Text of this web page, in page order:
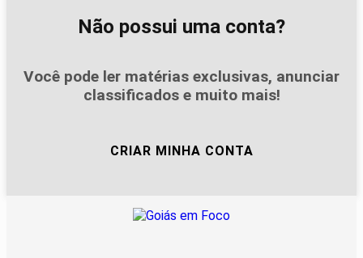
Não possui uma conta?
Você pode ler matérias exclusivas, anunciar
classificados e muito mais!
CRIAR MINHA CONTA